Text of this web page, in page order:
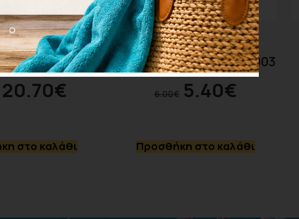
One 001430-
106
20.70€
στο καλάθι
Malmsten Swedish
Goggles-Blue 200.080.003
6.00€ 5.40€
Προσθήκη στο καλάθι